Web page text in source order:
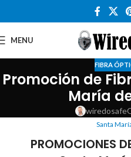
MENU
FIBRA
Promoción de
María
wiredosafe
Santa
PROMOCIONES